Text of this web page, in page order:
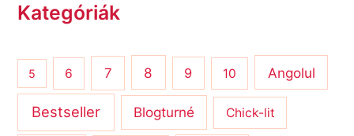
Kategóriák
5 6 7 8 9 10 Angolul
Bestseller Blogturné Chick-lit